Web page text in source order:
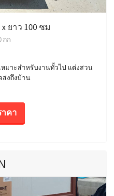
ยาว 100 ซม
กก
มาะสำหรับงานทั้วไป แต่งสวน
ส่งถึงบ้าน
คา